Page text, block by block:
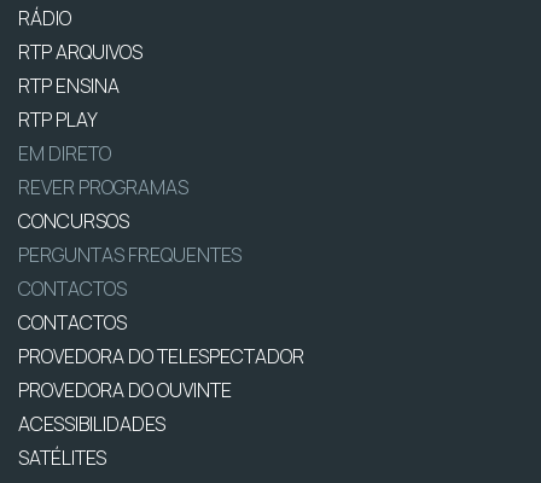
RÁDIO
RTP ARQUIVOS
RTP ENSINA
RTP PLAY
EM DIRETO
REVER PROGRAMAS
CONCURSOS
PERGUNTAS FREQUENTES
CONTACTOS
CONTACTOS
PROVEDORA DO TELESPECTADOR
PROVEDORA DO OUVINTE
ACESSIBILIDADES
SATÉLITES